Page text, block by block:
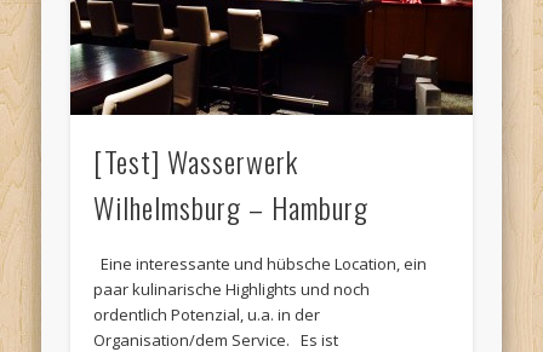
[Test] Wasserwerk
Wilhelmsburg – Hamburg
Eine interessante und hübsche Location, ein
paar kulinarische Highlights und noch
ordentlich Potenzial, u.a. in der
Organisation/dem Service. Es ist